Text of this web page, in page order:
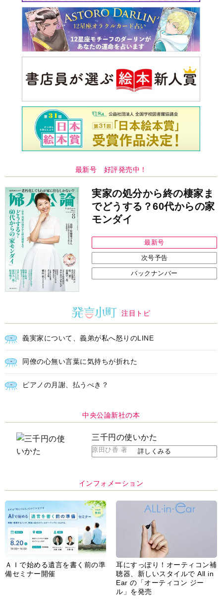
最新号 好評発売中！
実家の処分から終の棲家ま
でどうする？60代からの家
モンダイ
最新号
次号予告
バックナンバー
注目トピ
義実家について、義弟が私へ怒りのLINE
同僚の心無い言葉に気持ちが折れた
ピアノの月謝、払うべき？
中央公論新社の本
三千円の使いかた
原田ひ香 著 詳しくみる
インフォメーション
ＡＩで始める遺言を書く前の準
備セミナー開催
耳にすっぽり！オーティコン補
聴器、新しいスタイルで All in
Ear の「オーティコン ジー
ル」を発売